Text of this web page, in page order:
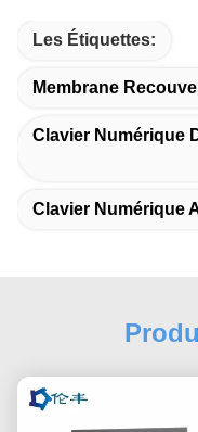
Les Étiquettes:
Membrane
Clavier Numérique
Clavier Numérique